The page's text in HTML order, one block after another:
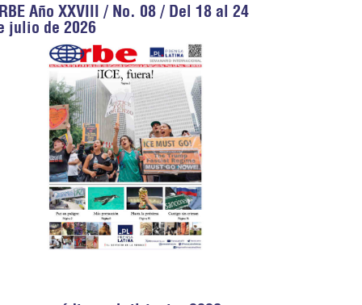
Año XXVIII / No. 08 / Del 18 al 24
julio de 2026